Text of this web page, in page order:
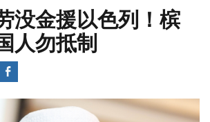
没金援以色列！槟
人勿抵制